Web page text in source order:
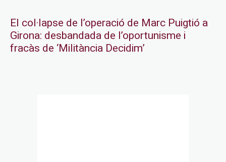
El col·lapse de l’operació de Marc Puigtió a
Girona: desbandada de l’oportunisme i
fracàs de ‘Militància Decidim’